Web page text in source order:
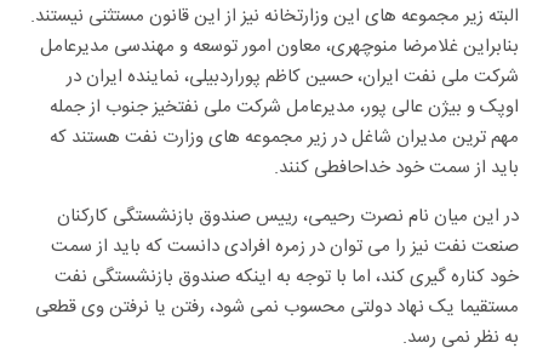
البته زیر مجموعه های این وزارتخانه نیز از این قانون مستثنی نیستند.
بنابراین غلامرضا منوچهری، معاون امور توسعه و مهندسی مدیرعامل
شرکت ملی نفت ایران، حسین کاظم پوراردبیلی، نماینده ایران در
اوپک و بیژن عالی پور، مدیرعامل شرکت ملی نفتخیز جنوب از جمله
مهم ترین مدیران شاغل در زیر مجموعه های وزارت نفت هستند که
باید از سمت خود خداحافطی کنند.
در این میان نام نصرت رحیمی، رییس صندوق بازنشستگی کارکنان
صنعت نفت نیز را می توان در زمره افرادی دانست که باید از سمت
خود کناره گیری کند، اما با توجه به اینکه صندوق بازنشستگی نفت
مستقیما یک نهاد دولتی محسوب نمی شود، رفتن یا نرفتن وی قطعی
به نظر نمی رسد.